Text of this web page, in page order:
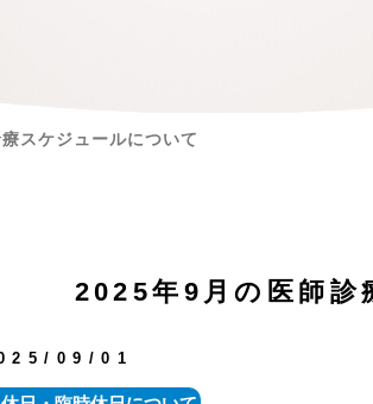
スケジュールについて
2025年9月の医師診
09/01